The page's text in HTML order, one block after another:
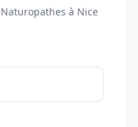
à Nice